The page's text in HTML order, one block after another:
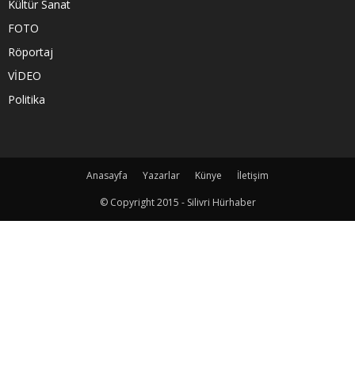
Kültür Sanat
FOTO
Röportaj
VİDEO
Politika
Anasayfa Yazarlar Künye
İletişim
© Copyright 2015 - Silivri Hürhaber